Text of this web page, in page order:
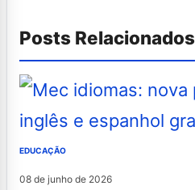
Posts Relacionados
EDUCAÇÃO
08 de junho de 2026